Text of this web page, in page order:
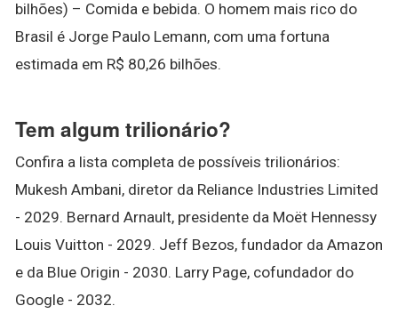
bilhões) – Comida e bebida. O homem mais rico do
Brasil é Jorge Paulo Lemann, com uma fortuna
estimada em R$ 80,26 bilhões.
Tem algum trilionário?
Confira a lista completa de possíveis trilionários:
Mukesh Ambani, diretor da Reliance Industries Limited
- 2029. Bernard Arnault, presidente da Moët Hennessy
Louis Vuitton - 2029. Jeff Bezos, fundador da Amazon
e da Blue Origin - 2030. Larry Page, cofundador do
Google - 2032.